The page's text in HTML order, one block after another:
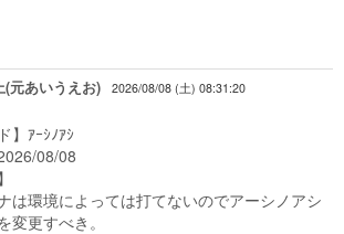
(元あいうえお)
2026/08/08 (土) 08:31:20
】ｱｰｼﾉｱｼ
08/08
は環境によっては打てないのでアーシノアシ
変更すべき。